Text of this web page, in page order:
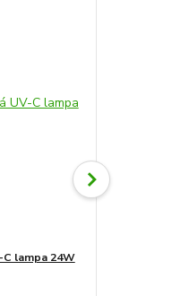
C lampa 24W